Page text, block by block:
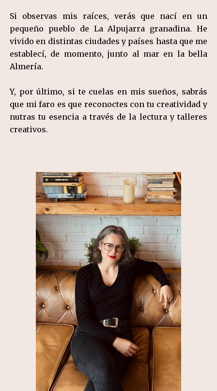
Si observas mis raíces, verás que nací en un
pequeño pueblo de La Alpujarra granadina. He
vivido en distintas ciudades y países hasta que me
establecí, de momento, junto al mar en la bella
Almería.
Y, por último, si te cuelas en mis sueños, sabrás
que mi faro es que reconoctes con tu creatividad y
nutras tu esencia a través de la lectura y talleres
creativos.